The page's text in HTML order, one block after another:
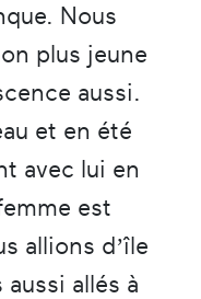
Nous
plus jeune
aussi.
et en été
avec lui en
est
allions d’île
allés à